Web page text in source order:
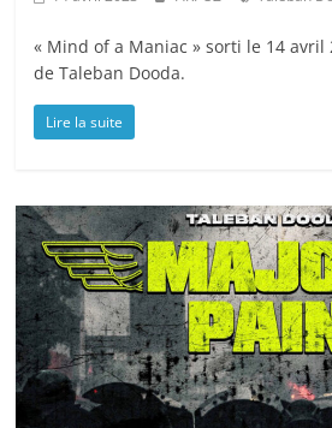
« Mind of a Maniac » sorti le 14 avril
de Taleban Dooda.
Lire la suite